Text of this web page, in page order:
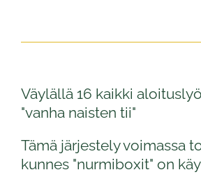
Väylällä 16 kaikki
"vanha naisten tii"
Tämä järjestely voimassa
kunnes "nurmiboxit" on